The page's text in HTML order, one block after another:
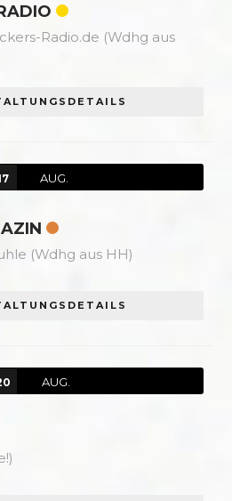
Radio.de (Wdhg aus
AUG.
(Wdhg aus HH)
AUG.